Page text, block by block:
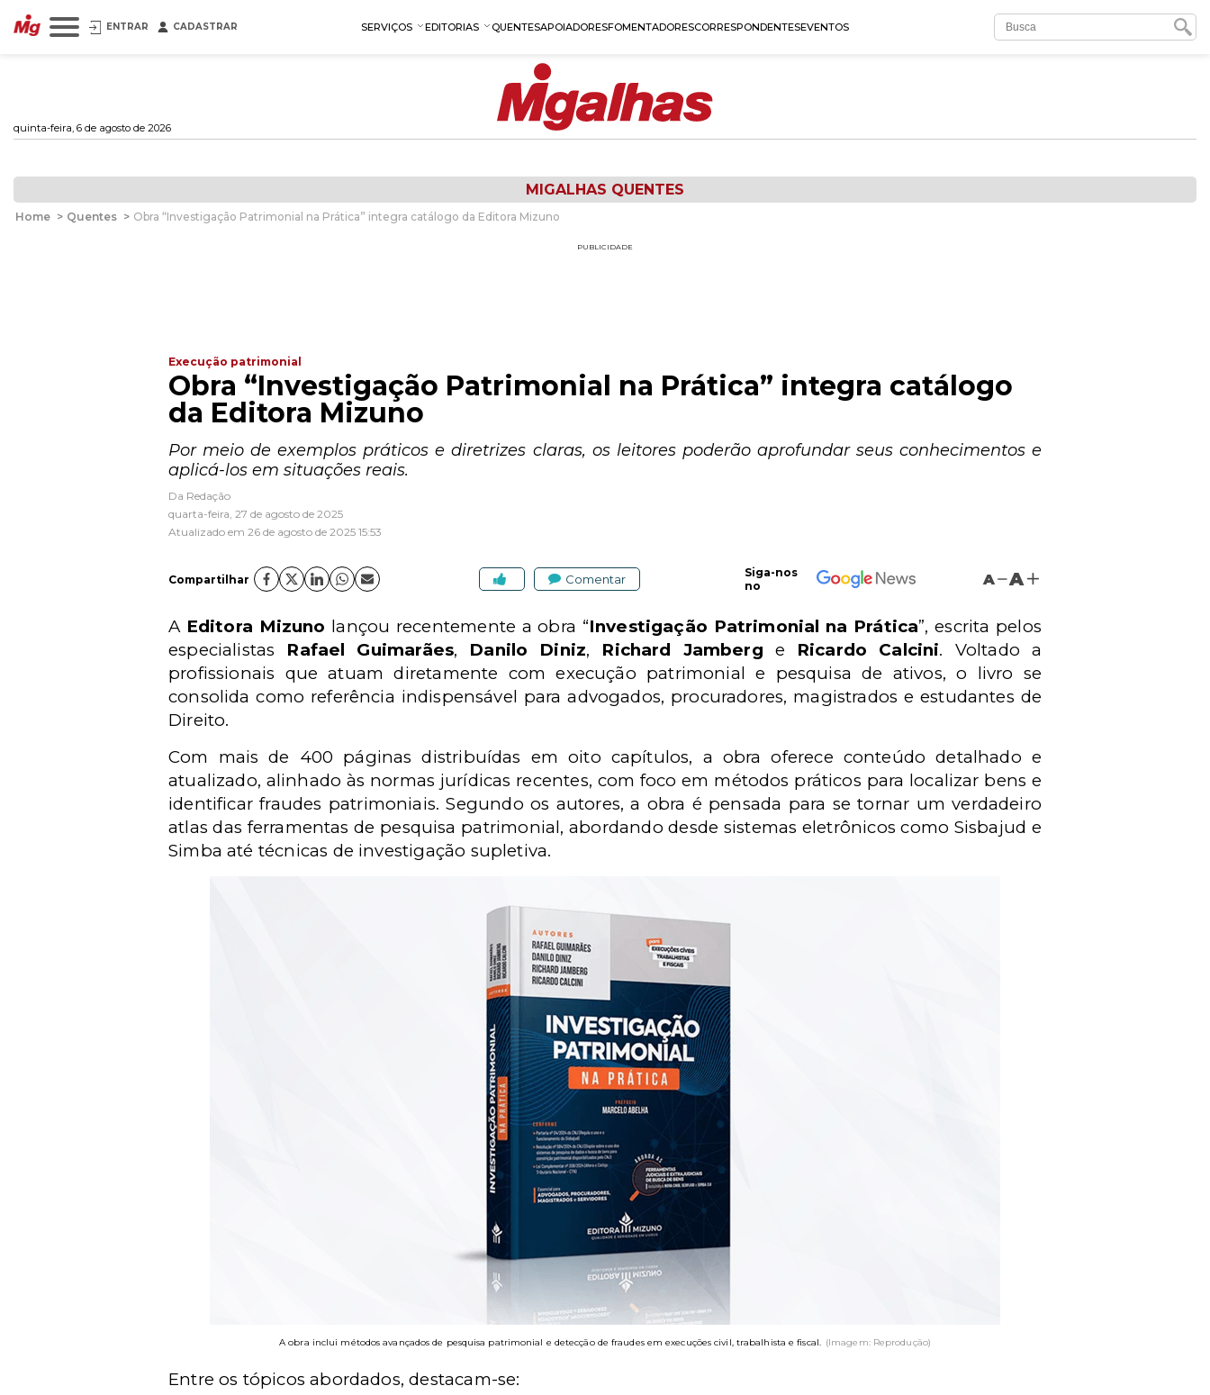
ENTRAR CADASTRAR SERVIÇOS EDITORIAS QUENTESAPOIADORESFOMENTADORESCORRESPONDENTESEVENTOS
quinta-feira, 6 de agosto de 2026
MIGALHAS QUENTES
Home > Quentes > Obra “Investigação Patrimonial na Prática” integra catálogo da Editora Mizuno
PUBLICIDADE
Execução patrimonial
Obra “Investigação Patrimonial na Prática” integra catálogo
da Editora Mizuno
Por meio de exemplos práticos e diretrizes claras, os leitores poderão aprofundar seus conhecimentos e
aplicá-los em situações reais.
Da Redação
quarta-feira, 27 de agosto de 2025
Atualizado em 26 de agosto de 2025 15:53
Compartilhar Comentar
Siga-nos
no
A A
A Editora Mizuno lançou recentemente a obra “Investigação Patrimonial na Prática”, escrita pelos
especialistas Rafael Guimarães, Danilo Diniz, Richard Jamberg e Ricardo Calcini. Voltado a
profissionais que atuam diretamente com execução patrimonial e pesquisa de ativos, o livro se
consolida como referência indispensável para advogados, procuradores, magistrados e estudantes de
Direito.
Com mais de 400 páginas distribuídas em oito capítulos, a obra oferece conteúdo detalhado e
atualizado, alinhado às normas jurídicas recentes, com foco em métodos práticos para localizar bens e
identificar fraudes patrimoniais. Segundo os autores, a obra é pensada para se tornar um verdadeiro
atlas das ferramentas de pesquisa patrimonial, abordando desde sistemas eletrônicos como Sisbajud e
Simba até técnicas de investigação supletiva.
A obra inclui métodos avançados de pesquisa patrimonial e detecção de fraudes em execuções civil, trabalhista e fiscal. (Imagem: Reprodução)
Entre os tópicos abordados, destacam-se: